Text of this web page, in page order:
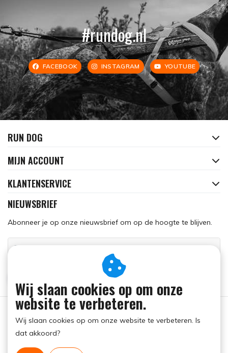
#rundog.nl
FACEBOOK INSTAGRAM YOUTUBE
RUN DOG
MIJN ACCOUNT
KLANTENSERVICE
NIEUWSBRIEF
Abonneer je op onze nieuwsbrief om op de hoogte te blijven.
Wij slaan cookies op om onze
website te verbeteren.
Wij slaan cookies op om onze website te verbeteren. Is
dat akkoord?